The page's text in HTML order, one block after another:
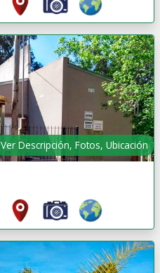
Ver Descripción, Fotos, Ubicación